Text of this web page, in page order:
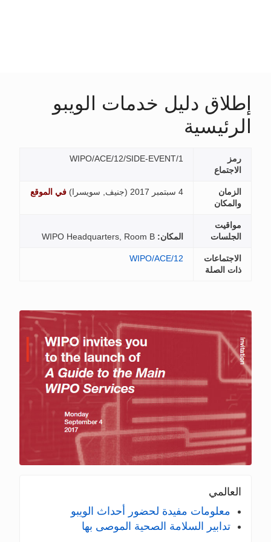
إطلاق دليل خدمات الويبو
الرئيسية
رمز
الاجتماع
WIPO/ACE/12/SIDE-EVENT/1
الزمان
والمكان
4 سبتمبر 2017 ( جنيف, سويسرا) في الموقع
مواقيت
الجلسات
المكان:
الاجتماعات
ذات الصلة
WIPO/ACE/12
العالمي
معلومات مفيدة لحضور أحداث الويبو
تدابير السلامة الصحية الموصى بها